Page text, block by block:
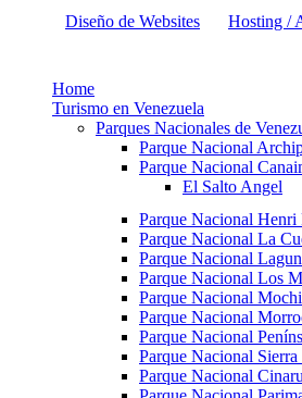
Diseño de Websites Hosting /
Home
Turismo en Venezuela
Parques Nacionales de
Parque Nacional
Parque Nacional
El Salto Angel
Parque Nacional
Parque Nacional La
Parque Nacional
Parque Nacional Los
Parque Nacional
Parque Nacional
Parque Nacional
Parque Nacional Sierra
Parque Nacional